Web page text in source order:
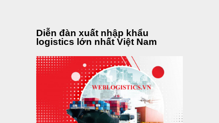
Diễn đàn xuất nhập khẩu
logistics lớn nhất Việt Nam